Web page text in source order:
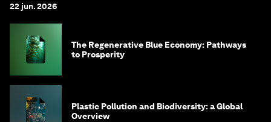
22 jun. 2026
The Regenerative Blue Economy: Pathways
to Prosperity
Plastic Pollution and Biodiversity: a Global
Overview